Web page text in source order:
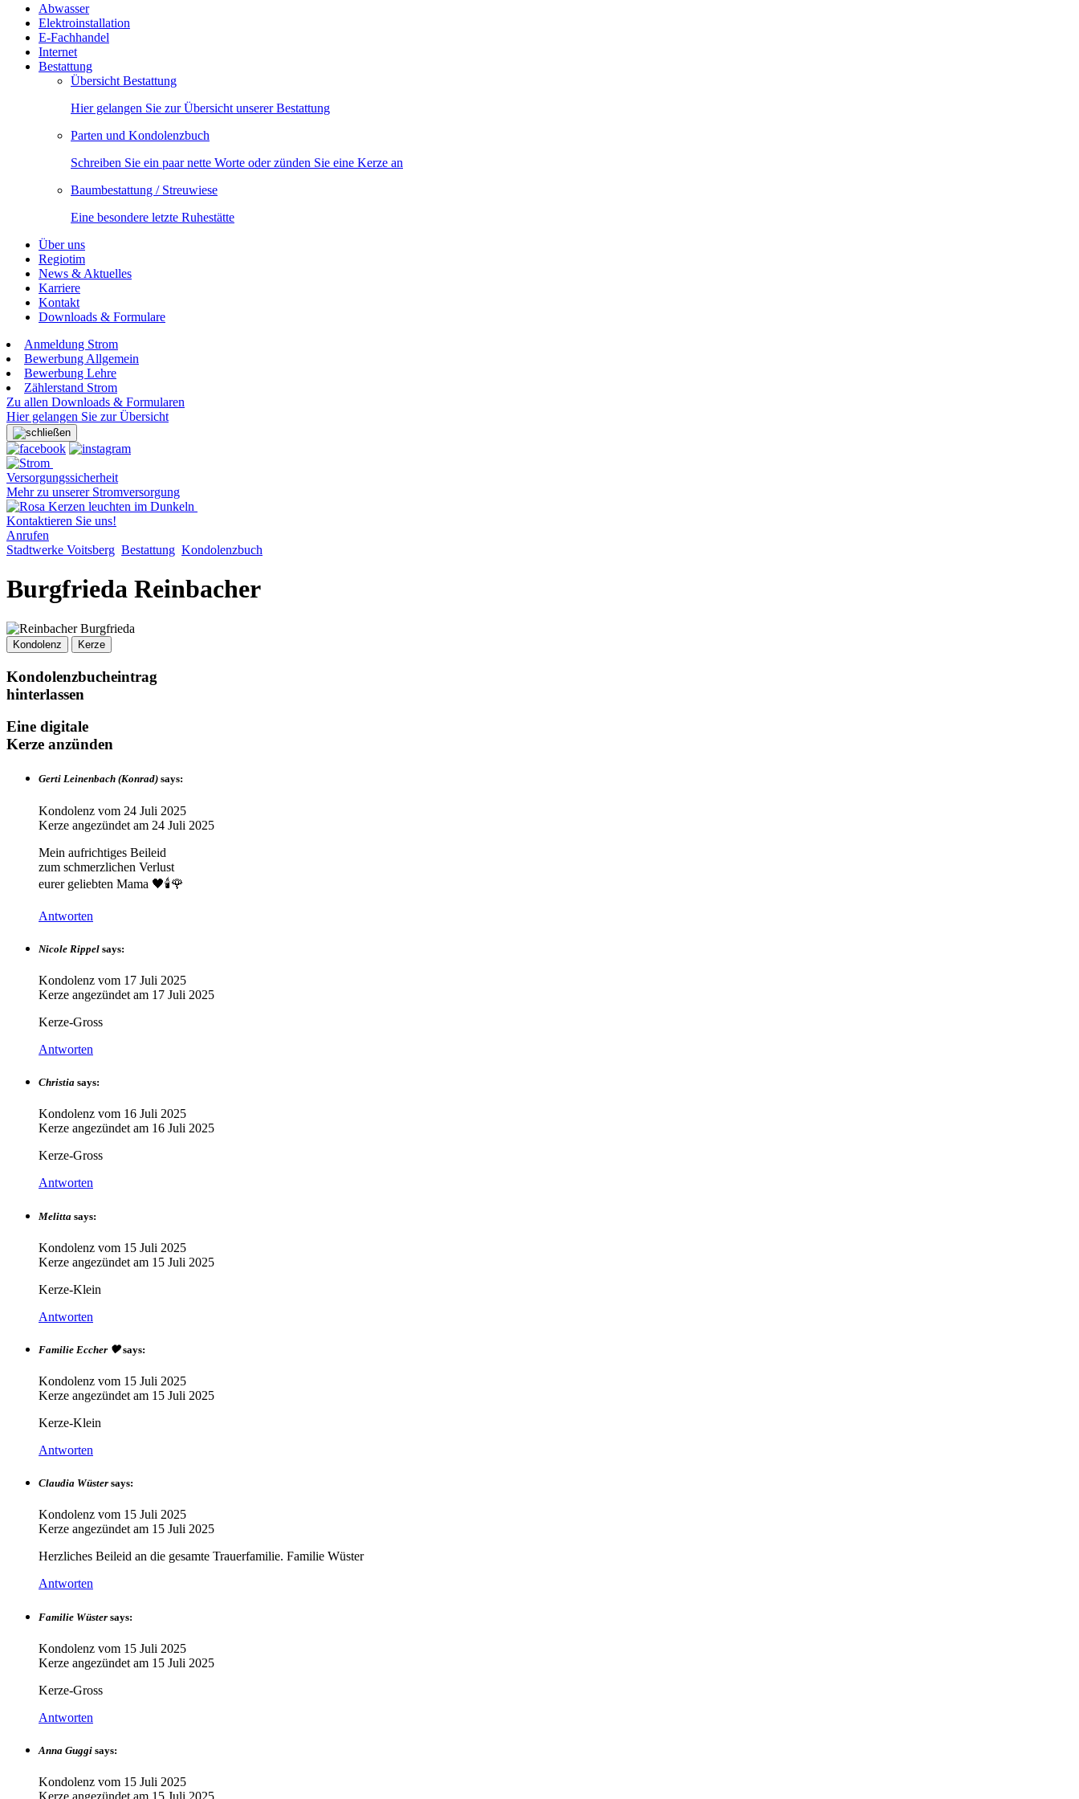
Abwasser
Elektroinstallation
E-Fachhandel
Internet
Bestattung
Übersicht Bestattung
Hier gelangen Sie zur Übersicht unserer Bestattung
Parten und Kondolenzbuch
Schreiben Sie ein paar nette Worte oder zünden Sie eine Kerze an
Baumbestattung / Streuwiese
Eine besondere letzte Ruhestätte
Über uns
Regiotim
News & Aktuelles
Karriere
Kontakt
Downloads & Formulare
Anmeldung Strom
Bewerbung Allgemein
Bewerbung Lehre
Zählerstand Strom
Zu allen Downloads & Formularen
Hier gelangen Sie zur Übersicht
Versorgungssicherheit
Mehr zu unserer Stromversorgung
Kontaktieren Sie uns!
Anrufen
Stadtwerke Voitsberg Bestattung Kondolenzbuch
Burgfrieda Reinbacher
Kondolenz Kerze
Kondolenzbucheintrag
hinterlassen
Eine digitale
Kerze anzünden
Gerti Leinenbach (Konrad) says:
Kondolenz vom 24 Juli 2025
Kerze angezündet am 24 Juli 2025
Mein aufrichtiges Beileid
zum schmerzlichen Verlust
eurer geliebten Mama 🖤🕯🌹
Antworten
Nicole Rippel says:
Kondolenz vom 17 Juli 2025
Kerze angezündet am 17 Juli 2025
Kerze-Gross
Antworten
Christia says:
Kondolenz vom 16 Juli 2025
Kerze angezündet am 16 Juli 2025
Kerze-Gross
Antworten
Melitta says:
Kondolenz vom 15 Juli 2025
Kerze angezündet am 15 Juli 2025
Kerze-Klein
Antworten
Familie Eccher 🖤 says:
Kondolenz vom 15 Juli 2025
Kerze angezündet am 15 Juli 2025
Kerze-Klein
Antworten
Claudia Wüster says:
Kondolenz vom 15 Juli 2025
Kerze angezündet am 15 Juli 2025
Herzliches Beileid an die gesamte Trauerfamilie. Familie Wüster
Antworten
Familie Wüster says:
Kondolenz vom 15 Juli 2025
Kerze angezündet am 15 Juli 2025
Kerze-Gross
Antworten
Anna Guggi says:
Kondolenz vom 15 Juli 2025
Kerze angezündet am 15 Juli 2025